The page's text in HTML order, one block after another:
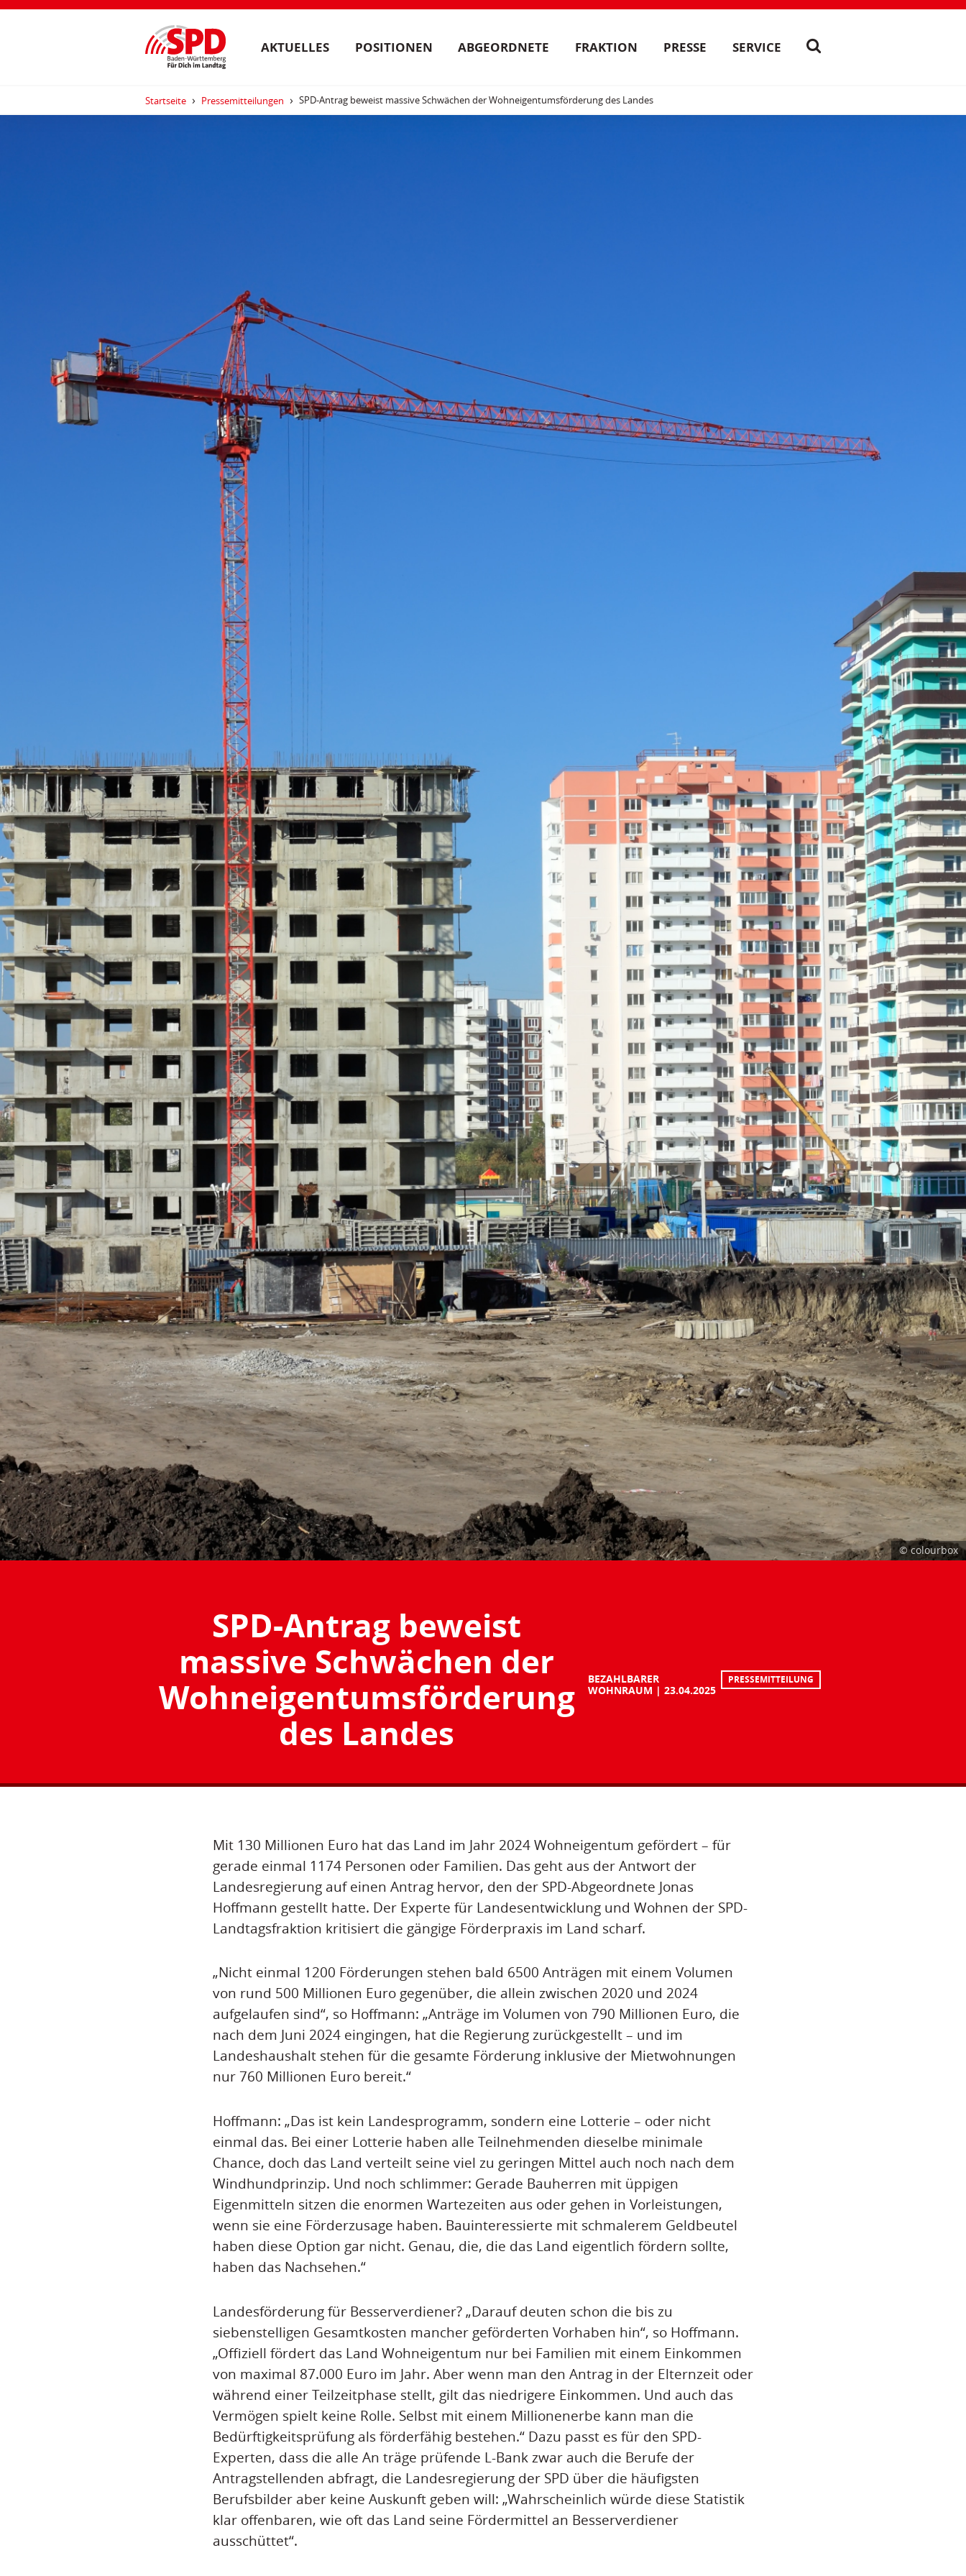
AKTUELLES POSITIONEN ABGEORDNETE FRAKTION PRESSE SERVICE
Startseite Pressemitteilungen SPD-Antrag beweist massive Schwächen der Wohneigentumsförderung des Landes
© colourbox
SPD-Antrag beweist
massive Schwächen der
Wohneigentumsförderung
des Landes
BEZAHLBARER
WOHNRAUM
23.04.2025
PRESSEMITTEILUNG
Mit 130 Millionen Euro hat das Land im Jahr 2024 Wohneigentum gefördert – für
gerade einmal 1174 Personen oder Familien. Das geht aus der Antwort der
Landesregierung auf einen Antrag hervor, den der SPD-Abgeordnete Jonas
Hoffmann gestellt hatte. Der Experte für Landesentwicklung und Wohnen der SPD-
Landtagsfraktion kritisiert die gängige Förderpraxis im Land scharf.
„Nicht einmal 1200 Förderungen stehen bald 6500 Anträgen mit einem Volumen
von rund 500 Millionen Euro gegenüber, die allein zwischen 2020 und 2024
aufgelaufen sind“, so Hoffmann: „Anträge im Volumen von 790 Millionen Euro, die
nach dem Juni 2024 eingingen, hat die Regierung zurückgestellt – und im
Landeshaushalt stehen für die gesamte Förderung inklusive der Mietwohnungen
nur 760 Millionen Euro bereit.“
Hoffmann: „Das ist kein Landesprogramm, sondern eine Lotterie – oder nicht
einmal das. Bei einer Lotterie haben alle Teilnehmenden dieselbe minimale
Chance, doch das Land verteilt seine viel zu geringen Mittel auch noch nach dem
Windhundprinzip. Und noch schlimmer: Gerade Bauherren mit üppigen
Eigenmitteln sitzen die enormen Wartezeiten aus oder gehen in Vorleistungen,
wenn sie eine Förderzusage haben. Bauinteressierte mit schmalerem Geldbeutel
haben diese Option gar nicht. Genau, die, die das Land eigentlich fördern sollte,
haben das Nachsehen.“
Landesförderung für Besserverdiener? „Darauf deuten schon die bis zu
siebenstelligen Gesamtkosten mancher geförderten Vorhaben hin“, so Hoffmann.
„Offiziell fördert das Land Wohneigentum nur bei Familien mit einem Einkommen
von maximal 87.000 Euro im Jahr. Aber wenn man den Antrag in der Elternzeit oder
während einer Teilzeitphase stellt, gilt das niedrigere Einkommen. Und auch das
Vermögen spielt keine Rolle. Selbst mit einem Millionenerbe kann man die
Bedürftigkeitsprüfung als förderfähig bestehen.“ Dazu passt es für den SPD-
Experten, dass die alle An träge prüfende L-Bank zwar auch die Berufe der
Antragstellenden abfragt, die Landesregierung der SPD über die häufigsten
Berufsbilder aber keine Auskunft geben will: „Wahrscheinlich würde diese Statistik
klar offenbaren, wie oft das Land seine Fördermittel an Besserverdiener
ausschüttet“.